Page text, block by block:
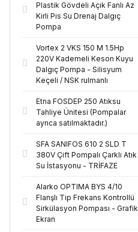
Plastik Gövdeli Açık Fanlı Az
Kirli Pis Su Drenaj Dalgıç
Pompa
Vortex 2 VKS 150 M 1.5Hp
220V Kademeli Keson Kuyu
Dalgıç Pompa - Silisyum
Keçeli / NSK rulmanlı
Etna FOSDEP 250 Atıksu
Tahliye Ünitesi (Pompalar
ayrıca satılmaktadır.)
SFA SANIFOS 610 2 SLD T
380V Çift Pompalı Çarklı Atık
Su İstasyonu - TRİFAZE
Alarko OPTIMA BYS 4/10
Flanşlı Tip Frekans Kontrollü
Sirkülasyon Pompası - Grafik
Ekran